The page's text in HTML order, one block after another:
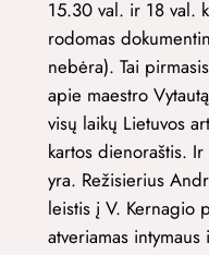
15.30 val. ir 18 val.
rodomas
nebėra). Tai
apie maestro
visų laikų Lietuvos
kartos dienoraštis.
yra. Režisierius
leistis į V. Kernagio
atveriamas